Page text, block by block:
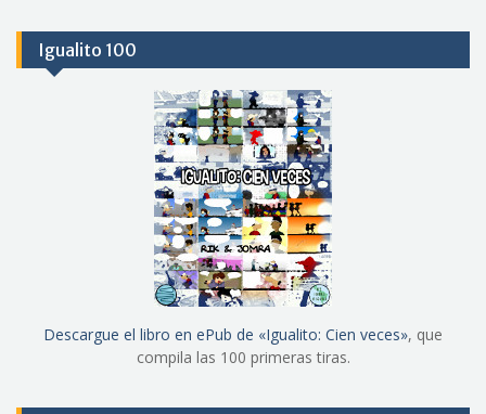
Igualito 100
Descargue el libro en ePub de «Igualito: Cien veces», que
compila las 100 primeras tiras.